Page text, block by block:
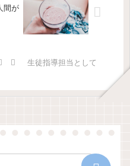
間が
生徒指導担当として